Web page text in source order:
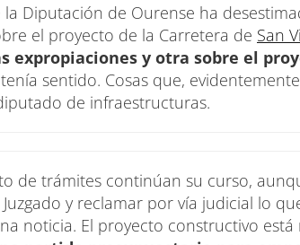
Diputación de Ourense ha
el proyecto de la Carretera de San
expropiaciones y otra sobre el
sentido. Cosas que,
de infraestructuras.
de trámites continúan su curso,
y reclamar por vía judicial lo
noticia. El proyecto constructivo está